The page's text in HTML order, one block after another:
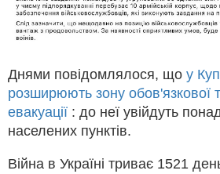
Днями повідомлялося, що у
розширюють зону обов'язкової
евакуації : до неї увійдуть
населених пунктів.
Війна в Україні триває 1521